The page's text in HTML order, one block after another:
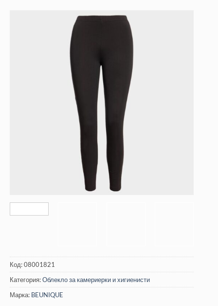
Код:08001821
Категория:Облекло за камериерки и хигиенисти
Марка: BEUNIQUE